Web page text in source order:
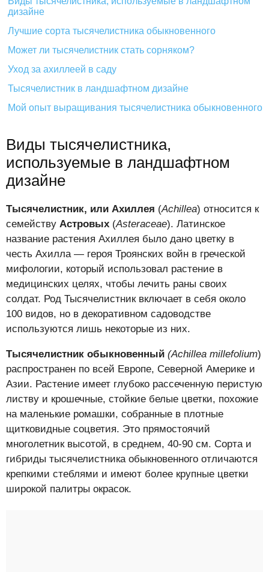
дизайне
Лучшие сорта тысячелистника обыкновенного
Может ли тысячелистник стать сорняком?
Уход за ахиллеей в саду
Тысячелистник в ландшафтном дизайне
Мой опыт выращивания тысячелистника обыкновенного
Виды тысячелистника,
используемые в ландшафтном
дизайне
Тысячелистник, или Ахиллея (Achillea) относится к
семейству Астровых (Asteraceae). Латинское
название растения Ахиллея было дано цветку в
честь Ахилла — героя Троянских войн в греческой
мифологии, который использовал растение в
медицинских целях, чтобы лечить раны своих
солдат. Род Тысячелистник включает в себя около
100 видов, но в декоративном садоводстве
используются лишь некоторые из них.
Тысячелистник обыкновенный (Achillea millefolium)
распространен по всей Европе, Северной Америке и
Азии. Растение имеет глубоко рассеченную перистую
листву и крошечные, стойкие белые цветки, похожие
на маленькие ромашки, собранные в плотные
щитковидные соцветия. Это прямостоячий
многолетник высотой, в среднем, 40-90 см. Сорта и
гибриды тысячелистника обыкновенного отличаются
крепкими стеблями и имеют более крупные цветки
широкой палитры окрасок.